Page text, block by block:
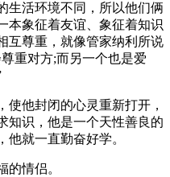
生活环境不同，所以他们俩
本象征着友谊、象征着知识
互尊重，就像管家纳利所说
重对方;而另一个也是爱
他封闭的心灵重新打开，
知识，他是一个天性善良的
他就一直勤奋好学。
的情侣。